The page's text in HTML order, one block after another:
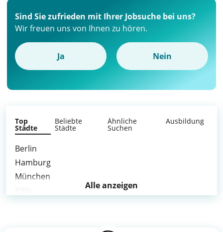
Sind Sie zufrieden mit Ihrer Jobsuche bei uns?
Wir freuen uns von Ihnen zu hören.
Ja Nein
Top
Städte
Beliebte
Städte
Ähnliche
Suchen
Ausbildung
Berlin
Hamburg
München
Alle anzeigen